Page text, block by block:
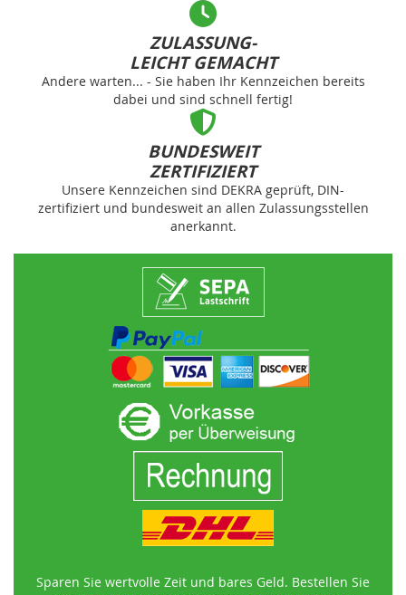
ZULASSUNG-
LEICHT GEMACHT
Andere warten... - Sie haben Ihr Kennzeichen bereits
dabei und sind schnell fertig!
BUNDESWEIT
ZERTIFIZIERT
Unsere Kennzeichen sind DEKRA geprüft, DIN-
zertifiziert und bundesweit an allen Zulassungsstellen
anerkannt.
Sparen Sie wertvolle Zeit und bares Geld. Bestellen Sie